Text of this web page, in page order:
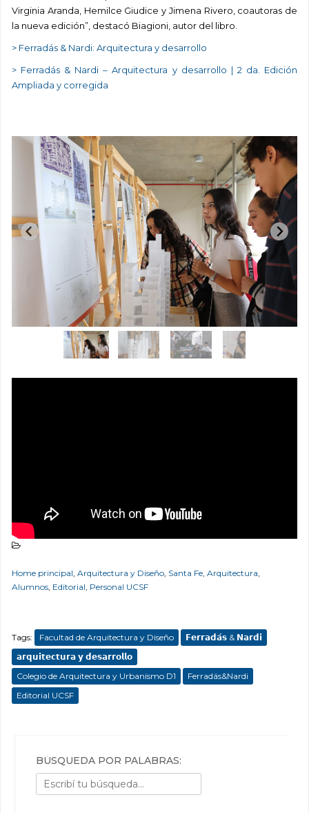
Virginia Aranda, Hemilce Giudice y Jimena Rivero, coautoras de
la nueva edición”, destacó Biagioni, autor del libro.
> Ferradás & Nardi: Arquitectura y desarrollo
> Ferradás & Nardi – Arquitectura y desarrollo | 2 da. Edición
Ampliada y corregida
Home principal Arquitectura y Diseño Santa Fe Arquitectura
Alumnos Editorial Personal UCSF
Tags: Facultad de Arquitectura y Diseño
𝗙𝗲𝗿𝗿𝗮𝗱𝗮́𝘀 & 𝗡𝗮𝗿𝗱𝗶
𝗮𝗿𝗾𝘂𝗶𝘁𝗲𝗰𝘁𝘂𝗿𝗮 𝘆 𝗱𝗲𝘀𝗮𝗿𝗿𝗼𝗹𝗹𝗼
Colegio de Arquitectura y Urbanismo D1
Ferradás&Nardi
Editorial UCSF
BÚSQUEDA POR PALABRAS: